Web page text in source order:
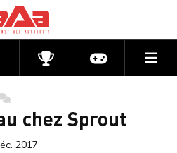
CompétitionsActu jeux
chez Sprout
2017